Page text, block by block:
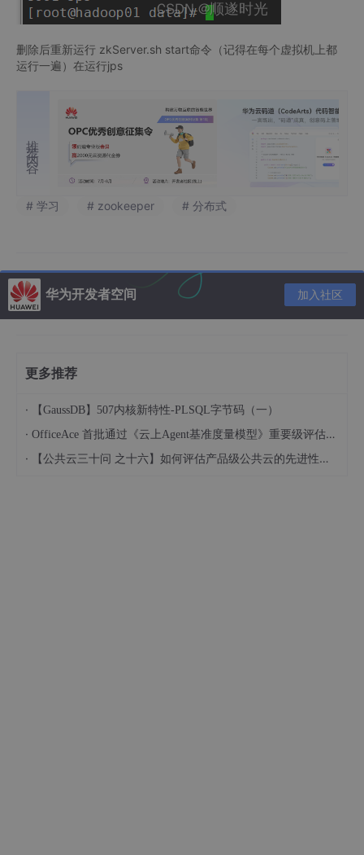
删除后重新运行 zkServer.sh start命令（记得在每个虚拟机上都
运行一遍）在运行jps
推荐内容
# 学习 # zookeeper # 分布式
华为开发者空间 加入社区
更多推荐
· 【GaussDB】507内核新特性-PLSQL字节码（一）
· OfficeAce 首批通过《云上Agent基准度量模型》重要级评估，定义智能体可信新标杆
· 【公共云三十问 之十六】如何评估产品级公共云的先进性水平？